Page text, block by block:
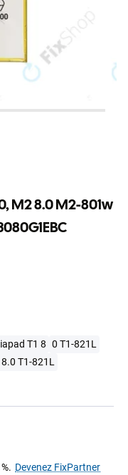
M2 8.0 M2-801w
T1 8 0 T1-821L
T1-821L
Devenez FixPartner